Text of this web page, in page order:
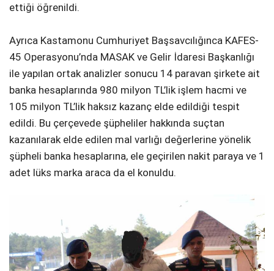
ettiği öğrenildi.
Ayrıca Kastamonu Cumhuriyet Başsavcılığınca KAFES-
45 Operasyonu’nda MASAK ve Gelir İdaresi Başkanlığı
ile yapılan ortak analizler sonucu 14 paravan şirkete ait
banka hesaplarında 980 milyon TL’lik işlem hacmi ve
105 milyon TL’lik haksız kazanç elde edildiği tespit
edildi. Bu çerçevede şüpheliler hakkında suçtan
kazanılarak elde edilen mal varlığı değerlerine yönelik
şüpheli banka hesaplarına, ele geçirilen nakit paraya ve 1
adet lüks marka araca da el konuldu.